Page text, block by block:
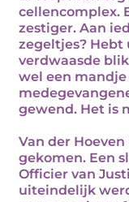
cellencomplex.
zestiger. Aan
zegeltjes? Hebt
verdwaasde
wel een mandje
gewend. Het is
Van der
gekomen. Een
Officier van
uiteindelijk